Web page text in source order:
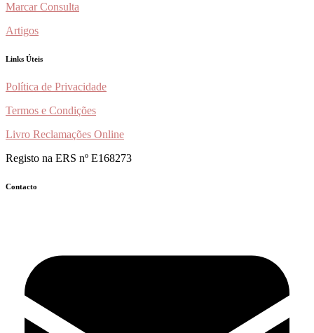
Marcar Consulta
Artigos
Links Úteis
Política de Privacidade
Termos e Condições
Livro Reclamações Online
Registo na ERS nº E168273
Contacto